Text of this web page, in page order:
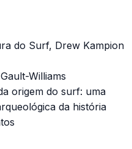
do Surf, Drew Kampion
Williams
origem do surf: uma
da história